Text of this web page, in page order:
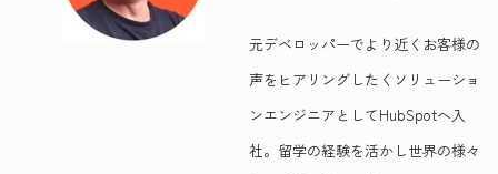
元デベロッパーでより近くお客様の
声をヒアリングしたくソリューショ
ンエンジニアとしてHubSpotへ入
社。留学の経験を活かし世界の様々